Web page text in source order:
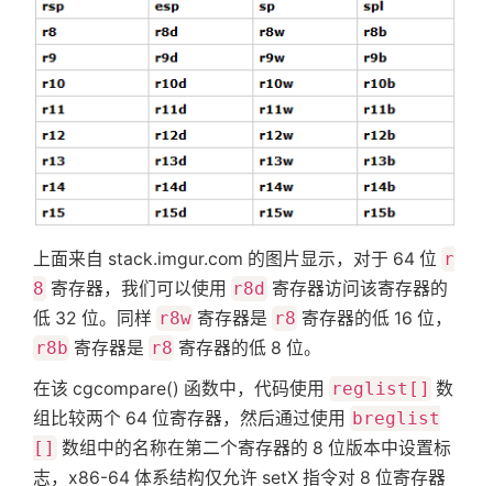
上面来自 stack.imgur.com 的图片显示，对于 64 位 r
8 寄存器，我们可以使用 r8d 寄存器访问该寄存器的
低 32 位。同样 r8w 寄存器是 r8 寄存器的低 16 位，
r8b 寄存器是 r8 寄存器的低 8 位。
在该 cgcompare() 函数中，代码使用 reglist[] 数
组比较两个 64 位寄存器，然后通过使用 breglist
[] 数组中的名称在第二个寄存器的 8 位版本中设置标
志，x86-64 体系结构仅允许 setX 指令对 8 位寄存器